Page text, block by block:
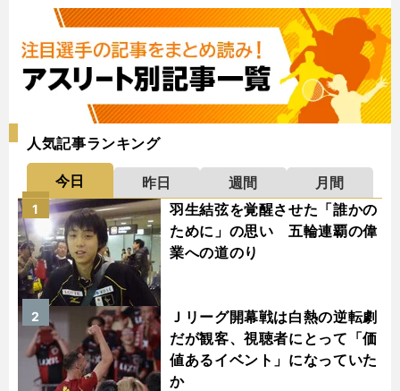
人気記事ランキング
今日 昨日 週間
月間
羽生結弦を覚醒させた「誰かの
ために」の思い 五輪連覇の偉
業への道のり
1
Ｊリーグ開幕戦は白熱の逆転劇
だが観客、視聴者にとって「価
値あるイベント」になっていた
か
2